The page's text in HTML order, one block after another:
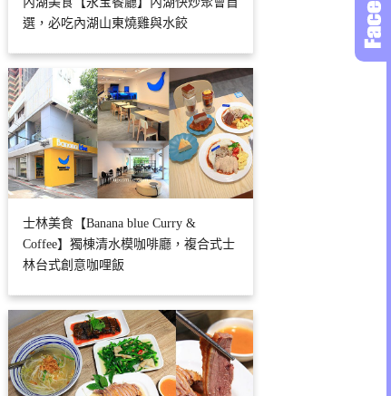
選，必吃內湖山東燒雞與水餃
士林美食【Banana blue Curry &
Coffee】獨棟清水模咖啡廳，複合式士
林台式創意咖哩飯